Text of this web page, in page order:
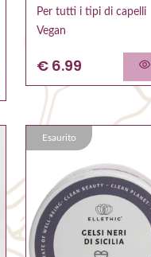
Per tutti i tipi di capelli
Vegan
€ 6.99
Esaurito